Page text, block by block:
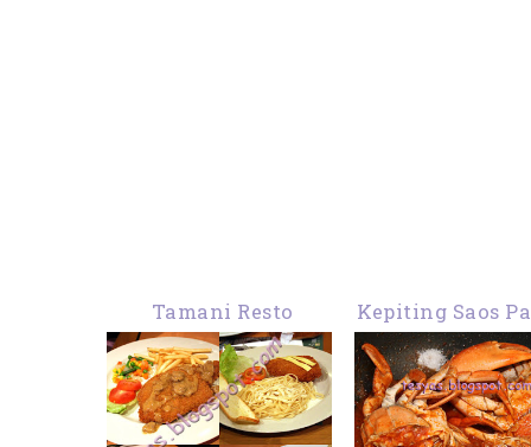
Tamani Resto
Kepiting Saos
–